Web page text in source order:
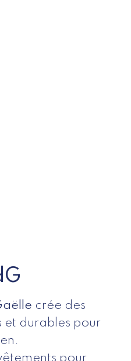
crée des
et durables pour
pour